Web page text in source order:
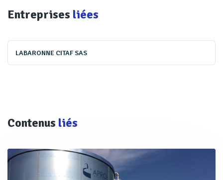
Entreprises liées
LABARONNE CITAF SAS
Contenus liés